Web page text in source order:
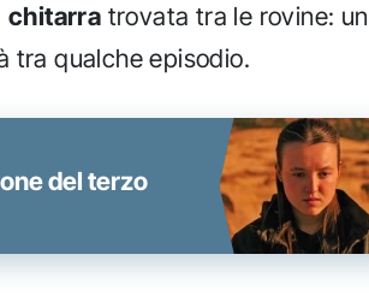
chitarra trovata tra le rovine: un
tra qualche episodio.
del terzo